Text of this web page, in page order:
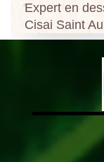
Expert en
Cisai Saint